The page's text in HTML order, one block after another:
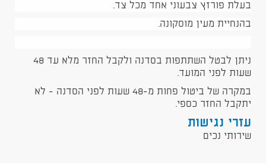
בעלת פורזץ צבעוני אחד מכל צד.
בהנחיית מעין מוסקונה.
ניתן לבטל השתתפות בסדנה ולקבל החזר מלא עד 48
שעות לפני המועד.
במקרה של ביטול פחות מ-48 שעות לפני הסדנה - לא
יתקבל החזר כספי.
עזרי נגישות
שירותי נכים